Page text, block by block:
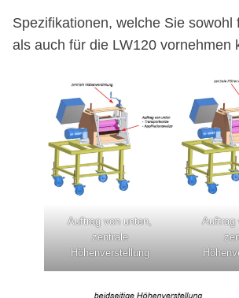
Spezifikationen, welche Sie sowohl
als auch für die LW120 vornehmen
Auftrag von unten,
zentrale
Höhenverstellung
Auftrag